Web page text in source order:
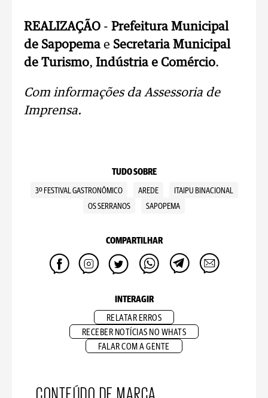
REALIZAÇÃO - Prefeitura Municipal
de Sapopemae Secretaria Municipal
de Turismo, Indústria e Comércio.
Com informações da Assessoria de
Imprensa.
TUDO SOBRE
3º FESTIVAL GASTRONÔMICO AREDE
ITAIPU BINACIONAL
OS SERRANOS
SAPOPEMA
COMPARTILHAR
INTERAGIR
RELATAR ERROS
RECEBER NOTÍCIAS NO WHATS
FALAR COM A GENTE
CONTEÚDO DE MARCA